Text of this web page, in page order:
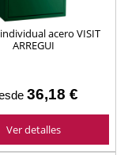
acero VISIT
ARREGUI
36,18 €
Ver detalles